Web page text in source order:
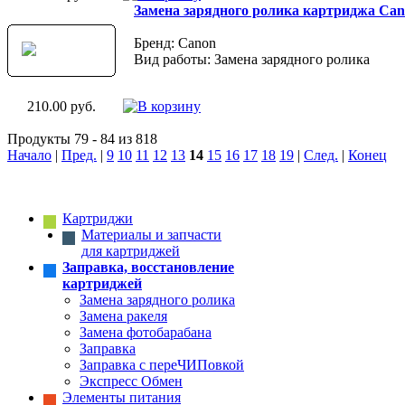
Замена зарядного ролика картриджа
Бренд: Canon
Вид работы: Замена зарядного ролика
210.00 руб.
Продукты 79 - 84 из 818
Начало | Пред. | 9 10 11 12 13 14 15 16 17 18 19 | След. | Конец
Картриджи
Материалы и запчасти
для картриджей
Заправка, восстановление
картриджей
Замена зарядного ролика
Замена ракеля
Замена фотобарабана
Заправка
Заправка с переЧИПовкой
Экспресс Обмен
Элементы питания